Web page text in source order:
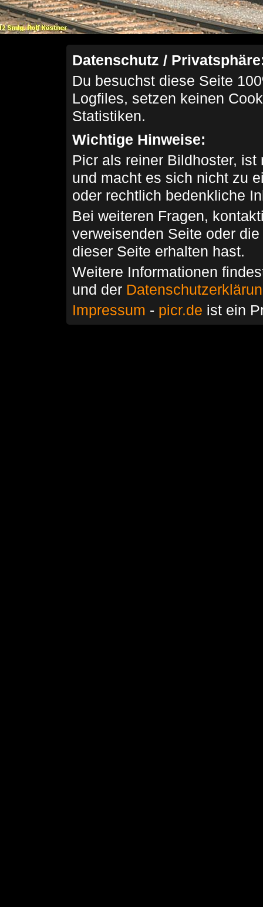
Datenschutz /
Du besuchst diese Seite
Logfiles, setzen keinen
Statistiken.
Wichtige Hinweise:
Picr als reiner Bildhoster,
und macht es sich nicht zu
oder rechtlich bedenkliche
Bei weiteren Fragen,
verweisenden Seite oder
dieser Seite erhalten hast.
Weitere Informationen
und der
Impressum - picr.de ist ein